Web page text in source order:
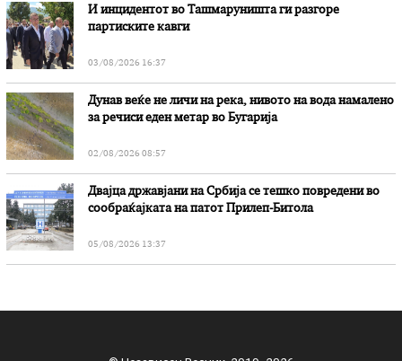
И инцидентот во Ташмаруништa ги разгоре
партиските кавги
03/08/2026 16:37
Дунав веќе не личи на река, нивото на вода намалено
за речиси еден метар во Бугарија
02/08/2026 08:57
Двајца државјани на Србија се тешко повредени во
сообраќајката на патот Прилеп-Битола
05/08/2026 13:37